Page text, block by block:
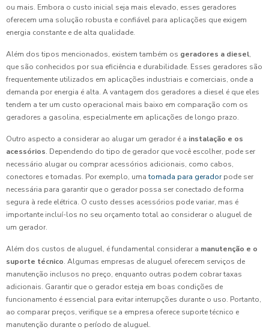
ou mais. Embora o custo inicial seja mais elevado, esses geradores
oferecem uma solução robusta e confiável para aplicações que exigem
energia constante e de alta qualidade.
Além dos tipos mencionados, existem também os geradores a diesel,
que são conhecidos por sua eficiência e durabilidade. Esses geradores são
frequentemente utilizados em aplicações industriais e comerciais, onde a
demanda por energia é alta. A vantagem dos geradores a diesel é que eles
tendem a ter um custo operacional mais baixo em comparação com os
geradores a gasolina, especialmente em aplicações de longo prazo.
Outro aspecto a considerar ao alugar um gerador é a instalação e os
acessórios. Dependendo do tipo de gerador que você escolher, pode ser
necessário alugar ou comprar acessórios adicionais, como cabos,
conectores e tomadas. Por exemplo, umatomada para geradorpode ser
necessária para garantir que o gerador possa ser conectado de forma
segura à rede elétrica. O custo desses acessórios pode variar, mas é
importante incluí-los no seu orçamento total ao considerar o aluguel de
um gerador.
Além dos custos de aluguel, é fundamental considerar a manutenção e o
suporte técnico. Algumas empresas de aluguel oferecem serviços de
manutenção inclusos no preço, enquanto outras podem cobrar taxas
adicionais. Garantir que o gerador esteja em boas condições de
funcionamento é essencial para evitar interrupções durante o uso. Portanto,
ao comparar preços, verifique se a empresa oferece suporte técnico e
manutenção durante o período de aluguel.